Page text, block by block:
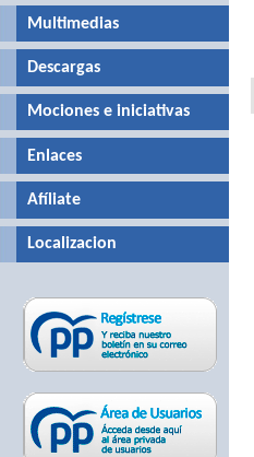
Multimedias
Descargas
Mociones e iniciativas
Enlaces
Afíliate
Localizacion